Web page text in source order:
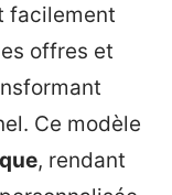
facilement
offres et
Ce modèle
, rendant